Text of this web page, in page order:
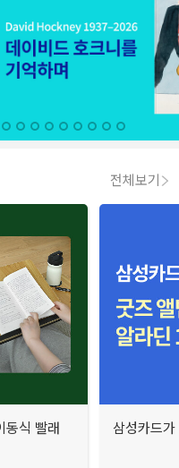
전체보기
동식 빨래
삼성카드